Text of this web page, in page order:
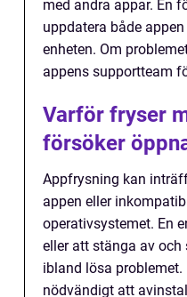
med andra appar. En
uppdatera både
enheten. Om
appens supportteam
Varför fryser
försöker
Appfrysning kan
appen eller
operativsystemet. En
eller att stänga av och
ibland lösa
nödvändigt att